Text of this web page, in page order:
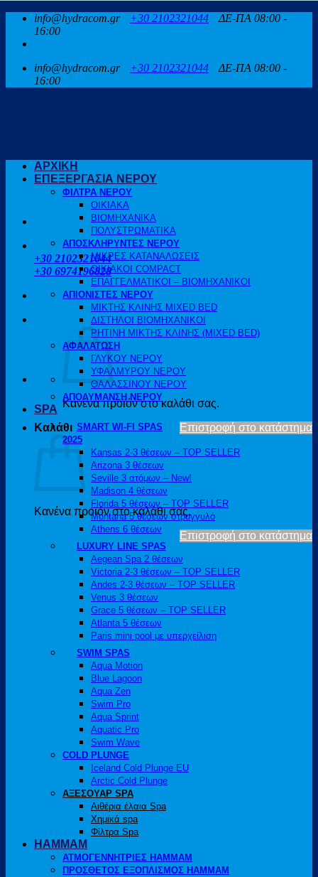
Μετάβαση
περιεχόμενο
info@hydracom.gr +30 2102321044
ΔΕ-ΠΑ 08:00 -
16:00
info@hydracom.gr +30 2102321044
ΔΕ-ΠΑ 08:00 -
16:00
ΚΑΛΕΣΤΕ ΜΑΣ
+30 2102321044
+30 6974196828
Κανένα προϊόν στο καλάθι σας.
Επιστροφή στο κατάστημα
Καλάθι
Κανένα προϊόν στο καλάθι σας.
Επιστροφή στο κατάστημα
ΑΡΧΙΚΗ
ΕΠΕΞΕΡΓΑΣΙΑ ΝΕΡΟΥ
ΦΙΛΤΡΑ ΝΕΡΟΥ
ΟΙΚΙΑΚΑ
ΒΙΟΜΗΧΑΝΙΚΑ
ΠΟΛΥΣΤΡΩΜΑΤΙΚΑ
ΑΠΟΣΚΛΗΡΥΝΤΕΣ ΝΕΡΟΥ
ΜΙΚΡΕΣ ΚΑΤΑΝΑΛΩΣΕΙΣ
ΟΙΚΙΑΚΟΙ COMPACT
ΕΠΑΓΓΕΛΜΑΤΙΚΟΙ – ΒΙΟΜΗΧΑΝΙΚΟΙ
ΑΠΙΟΝΙΣΤΕΣ ΝΕΡΟΥ
ΜΙΚΤΗΣ ΚΛΙΝΗΣ MIXED BED
ΔΙΣΤΗΛΟΙ ΒΙΟΜΗΧΑΝΙΚΟΙ
ΡΗΤΙΝΗ ΜΙΚΤΗΣ ΚΛΙΝΗΣ (MIXED BED)
ΑΦΑΛΑΤΩΣΗ
ΓΛΥΚΟΥ ΝΕΡΟΥ
ΥΦΑΛΜΥΡΟΥ ΝΕΡΟΥ
ΘΑΛΑΣΣΙΝΟΥ ΝΕΡΟΥ
ΑΠΟΛΥΜΑΝΣΗ ΝΕΡΟΥ
SPA
SMART WI-FI SPAS
2025
Kansas 2-3 θέσεων – TOP SELLER
Arizona 3 θέσεων
Seville 3 ατόμων – New!
Madison 4 θέσεων
Florida 5 θέσεων – TOP SELLER
Montana 5 θέσεων στρογγυλό
Athens 6 θέσεων
LUXURY LINE SPAS
Aegean Spa 2 θέσεων
Victoria 2-3 θέσεων – TOP SELLER
Andes 2-3 θέσεων – TOP SELLER
Venus 3 θέσεων
Grace 5 θέσεων – TOP SELLER
Atlanta 5 θέσεων
Paris mini pool με υπερχείλιση
SWIM SPAS
Aqua Motion
Blue Lagoon
Aqua Zen
Swim Pro
Aqua Sprint
Aquatic Pro
Swim Wave
COLD PLUNGE
Iceland Cold Plunge EU
Arctic Cold Plunge
ΑΞΕΣΟΥΑΡ SPA
Αιθέρια έλαια Spa
Χημικά spa
Φίλτρα Spa
HAMMAM
ΑΤΜΟΓΕΝΝΗΤΡΙΕΣ HAMMAM
ΠΡΟΣΘΕΤΟΣ ΕΞΟΠΛΙΣΜΟΣ HAMMAM